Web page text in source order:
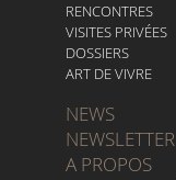
RENCONTRES
VISITES PRIVÉES
DOSSIERS
ART DE VIVRE
NEWS
NEWSLETTER
A PROPOS